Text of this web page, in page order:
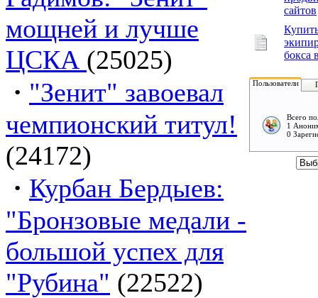
мощней и лучше
ЦСКА (25025)
· "Зенит" завоевал
чемпионский титул!
(24172)
· Курбан Бердыев:
"Бронзовые медали -
большой успех для
"Рубина" (22522)
сайтов
бокса
Пользователи
Всего
1
0